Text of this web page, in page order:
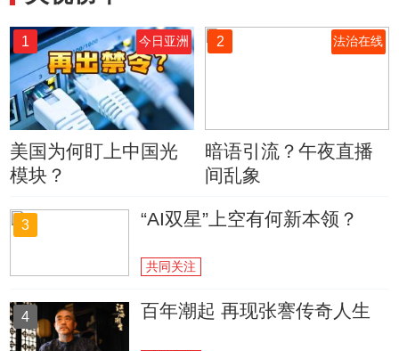
1 今日亚洲
美国为何盯上中国光
模块？
2 法治在线
暗语引流？午夜直播
间乱象
3 “AI双星”上空有何新本领？
共同关注
4 百年潮起 再现张謇传奇人生